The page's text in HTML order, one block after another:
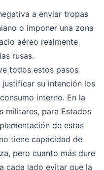
a enviar tropas
o imponer una zona
aéreo realmente
rusas.
todos estos pasos
su intención los
interno. En la
militares, para Estados
de estas
tiene capacidad de
pero cuanto más dure
cada lado evitar que la